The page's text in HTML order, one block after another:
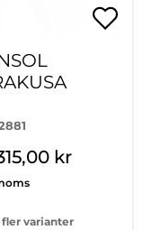
kr
fler varianter